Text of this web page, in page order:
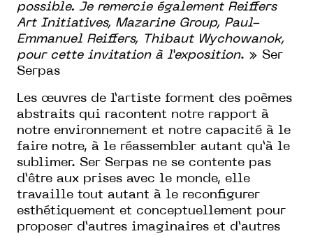
possible. Je remercie également Reiffers
Art Initiatives, Mazarine Group, Paul-
Emmanuel Reiffers, Thibaut Wychowanok,
pour cette invitation à l’exposition. » Ser
Serpas
Les œuvres de l’artiste forment des poèmes
abstraits qui racontent notre rapport à
notre environnement et notre capacité à le
faire notre, à le réassembler autant qu’à le
sublimer. Ser Serpas ne se contente pas
d’être aux prises avec le monde, elle
travaille tout autant à le reconfigurer
esthétiquement et conceptuellement pour
proposer d’autres imaginaires et d’autres